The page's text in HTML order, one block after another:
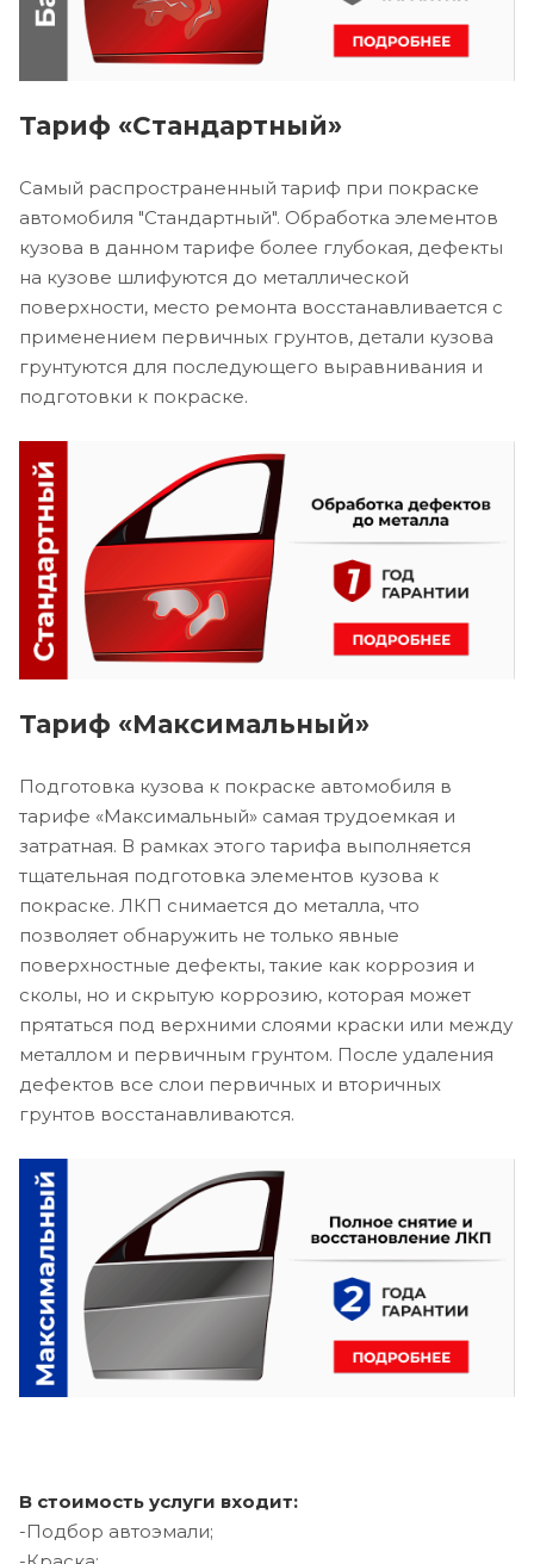
Тариф «Стандартный»
Самый распространенный тариф при покраске
автомобиля "Стандартный". Обработка элементов
кузова в данном тарифе более глубокая, дефекты
на кузове шлифуются до металлической
поверхности, место ремонта восстанавливается с
применением первичных грунтов, детали кузова
грунтуются для последующего выравнивания и
подготовки к покраске.
Тариф «Максимальный»
Подготовка кузова к покраске автомобиля в
тарифе «Максимальный» самая трудоемкая и
затратная. В рамках этого тарифа выполняется
тщательная подготовка элементов кузова к
покраске. ЛКП снимается до металла, что
позволяет обнаружить не только явные
поверхностные дефекты, такие как коррозия и
сколы, но и скрытую коррозию, которая может
прятаться под верхними слоями краски или между
металлом и первичным грунтом. После удаления
дефектов все слои первичных и вторичных
грунтов восстанавливаются.
В стоимость услуги входит:
-Подбор автоэмали;